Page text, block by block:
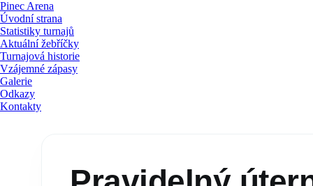
Pinec Arena
Úvodní strana
Statistiky turnajů
Aktuální žebříčky
Turnajová historie
Vzájemné zápasy
Galerie
Odkazy
Kontakty